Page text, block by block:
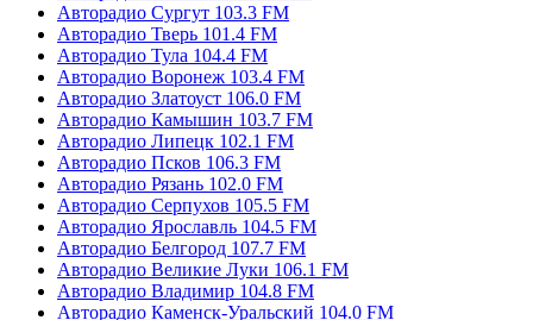
Авторадио Сургут 103.3 FM
Авторадио Тверь 101.4 FM
Авторадио Тула 104.4 FM
Авторадио Воронеж 103.4 FM
Авторадио Златоуст 106.0 FM
Авторадио Камышин 103.7 FM
Авторадио Липецк 102.1 FM
Авторадио Псков 106.3 FM
Авторадио Рязань 102.0 FM
Авторадио Серпухов 105.5 FM
Авторадио Ярославль 104.5 FM
Авторадио Белгород 107.7 FM
Авторадио Великие Луки 106.1 FM
Авторадио Владимир 104.8 FM
Авторадио Каменск-Уральский 104.0 FM